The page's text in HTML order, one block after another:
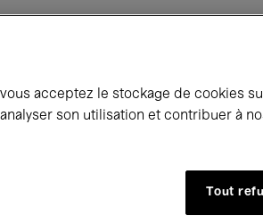
passe à
acceptez le stockage de cookies
son utilisation et contribuer à
Tout